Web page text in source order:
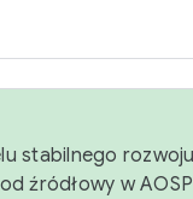
stabilnego
źródłowy w